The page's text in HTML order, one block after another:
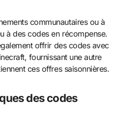
communautaires ou à
à des codes en récompense.
offrir des codes avec
fournissant une autre
ces offres saisonnières.
des codes